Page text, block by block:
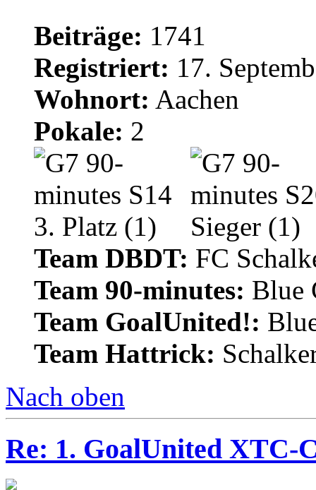
Beiträge: 1741
Registriert: 17.
Wohnort: Aachen
Pokale: 2
Team DBDT: FC
Team 90-minutes: Blue
Team GoalUnited!:
Team Hattrick:
Nach oben
Re: 1. GoalUnited XTC-